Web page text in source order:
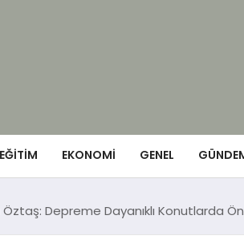
EĞITIM EKONOMI GENEL
Depreme Dayanıklı Konutlarda